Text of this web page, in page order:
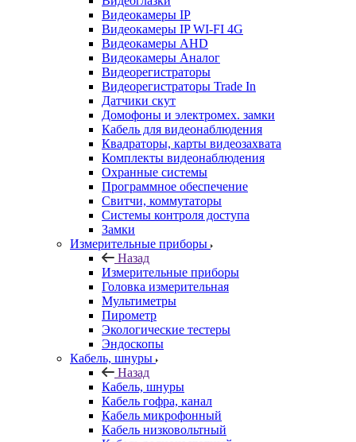
Видеокамеры IP
Видеокамеры IP WI-FI 4G
Видеокамеры AHD
Видеокамеры Аналог
Видеорегистраторы
Видеорегистраторы Trade In
Датчики скут
Домофоны и электромех. замки
Кабель для видеонаблюдения
Квадраторы, карты видеозахвата
Комплекты видеонаблюдения
Охранные системы
Программное обеспечение
Свитчи, коммутаторы
Системы контроля доступа
Замки
Измерительные приборы
Назад
Измерительные приборы
Головка измерительная
Мультиметры
Пирометр
Экологические тестеры
Эндоскопы
Кабель, шнуры
Назад
Кабель, шнуры
Кабель гофра, канал
Кабель микрофонный
Кабель низковольтный